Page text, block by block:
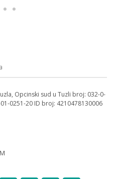
Opcinski sud u Tuzli broj: 032-0-
0251-20 ID broj: 4210478130006